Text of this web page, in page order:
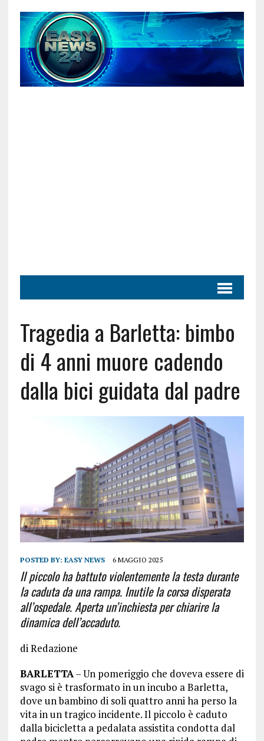
Tragedia a Barletta: bimbo
di 4 anni muore cadendo
dalla bici guidata dal padre
POSTED BY: EASY NEWS 6 MAGGIO 2025
Il piccolo ha battuto violentemente la testa durante
la caduta da una rampa. Inutile la corsa disperata
all’ospedale. Aperta un’inchiesta per chiarire la
dinamica dell’accaduto.
di Redazione
BARLETTA– Un pomeriggio che doveva essere di
svago si è trasformato in un incubo a Barletta,
dove un bambino di soli quattro anni ha perso la
vita in un tragico incidente. Il piccolo è caduto
dalla bicicletta a pedalata assistita condotta dal